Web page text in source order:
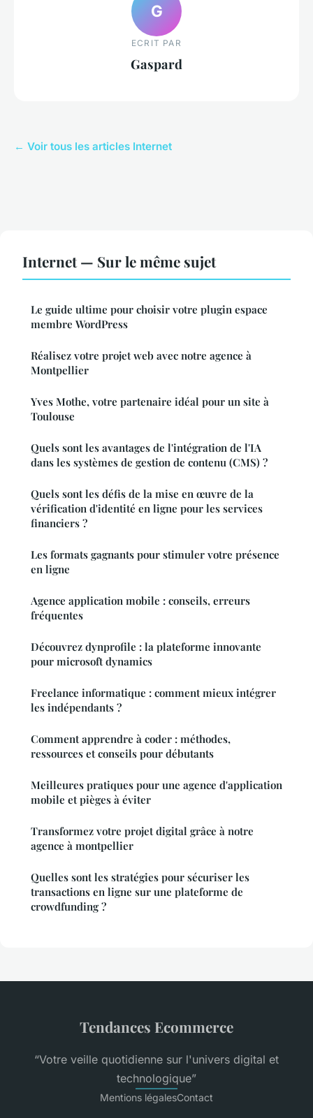
G
ECRIT PAR
Gaspard
← Voir tous les articles Internet
Internet — Sur le même sujet
Le guide ultime pour choisir votre plugin espace
membre WordPress
Réalisez votre projet web avec notre agence à
Montpellier
Yves Mothe, votre partenaire idéal pour un site à
Toulouse
Quels sont les avantages de l'intégration de l'IA
dans les systèmes de gestion de contenu (CMS) ?
Quels sont les défis de la mise en œuvre de la
vérification d'identité en ligne pour les services
financiers ?
Les formats gagnants pour stimuler votre présence
en ligne
Agence application mobile : conseils, erreurs
fréquentes
Découvrez dynprofile : la plateforme innovante
pour microsoft dynamics
Freelance informatique : comment mieux intégrer
les indépendants ?
Comment apprendre à coder : méthodes,
ressources et conseils pour débutants
Meilleures pratiques pour une agence d'application
mobile et pièges à éviter
Transformez votre projet digital grâce à notre
agence à montpellier
Quelles sont les stratégies pour sécuriser les
transactions en ligne sur une plateforme de
crowdfunding ?
Tendances Ecommerce
“Votre veille quotidienne sur l'univers digital et
technologique”
Mentions légalesContact